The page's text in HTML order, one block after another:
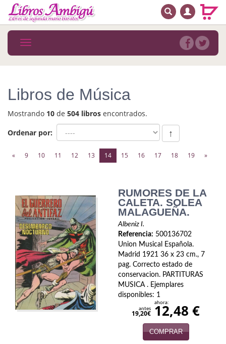
MENÚ PRINCIPAL
Novedades
MATERIAS
Astrología. Ocultismo
Autoayuda. Conocimiento personal
Biografía
Biografías
Ciencia ficción
Cine
Cocina
Cómic
BUSCAR
Toggle
navigation
Libros de Música
Mostrando 10 de 504 libros encontrados.
Ordenar por:
↑
« 9 10 11 12 13 14(current)
15 16 17 18 19 »
RUMORES DE LA
CALETA. SOLEA
MALAGUEÑA.
Albeniz I.
Referencia: 500136702
Union Musical Española.
Madrid 1921 36 x 23 cm., 7
pag. Correcto estado de
conservacion. PARTITURAS
MUSICA . Ejemplares
disponibles: 1
antes
19,20€
ahora:
12,48 €
COMPRAR